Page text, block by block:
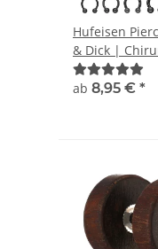
Hufeisen
& Dick |
| Schwarz |
Barbell Ring
ab 8,95 € *